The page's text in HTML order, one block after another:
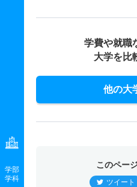
学部
学科
学費や就職
大学を比
他の大
このペー
ツイート